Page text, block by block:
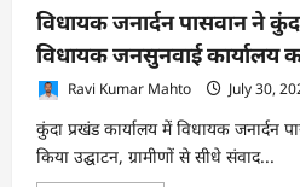
विधायक जनार्दन पासवान ने
विधायक जनसुनवाई कार्यालय
Ravi Kumar Mahto July 30,
कुंदा प्रखंड कार्यालय में विधायक जनार्दन
किया उद्घाटन, ग्रामीणों से सीधे संवाद...